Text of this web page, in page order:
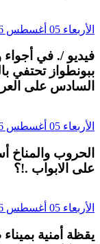
الأربعاء 05 أغسطس 2026 - 5:55
فيديو /. في أجواء
السادس على
الأربعاء 05 أغسطس 2026 - 5:51
الحروب والمناخ
على الابواب .!؟
الأربعاء 05 أغسطس 2026 - 1:24
يقظة أمنية